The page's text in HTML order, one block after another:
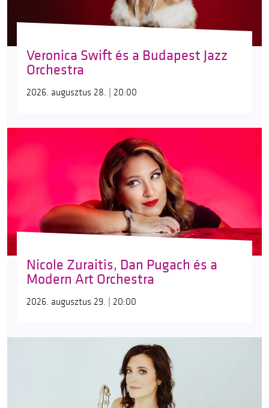
Veronica Swift és a Budapest Jazz
Orchestra
2026. augusztus 28. | 20:00
Nicole Zuraitis, Dan Pugach és a
Modern Art Orchestra
2026. augusztus 29. | 20:00